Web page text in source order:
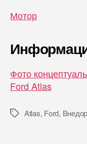
Мотор
Фото
Ford Atlas
МеткиAtlas, Ford,